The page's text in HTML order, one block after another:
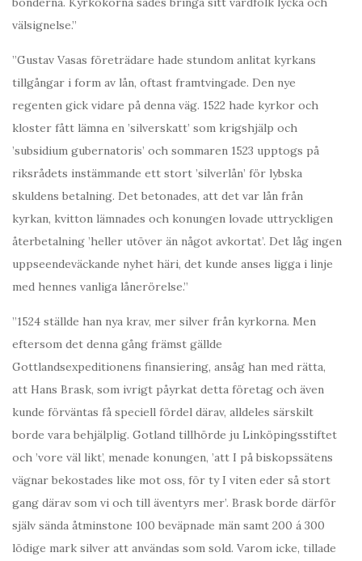
välsignelse.”
”Gustav Vasas företrädare hade stundom anlitat kyrkans
tillgångar i form av lån, oftast framtvingade. Den nye
regenten gick vidare på denna väg. 1522 hade kyrkor och
kloster fått lämna en ’silverskatt’ som krigshjälp och
’subsidium gubernatoris’ och sommaren 1523 upptogs på
riksrådets instämmande ett stort ’silverlån’ för lybska
skuldens betalning. Det betonades, att det var lån från
kyrkan, kvitton lämnades och konungen lovade uttryckligen
återbetalning ’heller utöver än något avkortat’. Det låg ingen
uppseendeväckande nyhet häri, det kunde anses ligga i linje
med hennes vanliga lånerörelse.”
”1524 ställde han nya krav, mer silver från kyrkorna. Men
eftersom det denna gång främst gällde
Gottlandsexpeditionens finansiering, ansåg han med rätta,
att Hans Brask, som ivrigt påyrkat detta företag och även
kunde förväntas få speciell fördel därav, alldeles särskilt
borde vara behjälplig. Gotland tillhörde ju Linköpingsstiftet
och ’vore väl likt’, menade konungen, ’att I på biskopssätens
vägnar bekostades like mot oss, för ty I viten eder så stort
gang därav som vi och till äventyrs mer’. Brask borde därför
själv sända åtminstone 100 beväpnade män samt 200 á 300
lödige mark silver att användas som sold. Varom icke, tillade